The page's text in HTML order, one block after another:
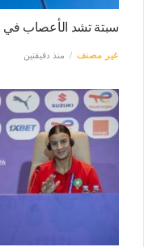
سبتة تشد الأعصاب في
غير مصنف منذ دقيقتين